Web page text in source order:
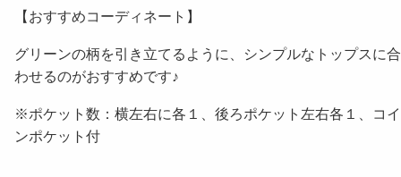
【おすすめコーディネート】
グリーンの柄を引き立てるように、シンプルなトップスに合
わせるのがおすすめです♪
※ポケット数：横左右に各１、後ろポケット左右各１、コイ
ンポケット付